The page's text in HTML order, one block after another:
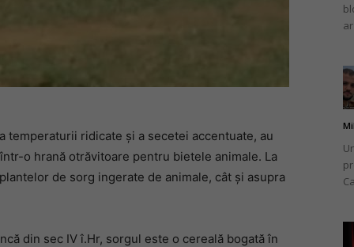
temperaturii ridicate și a secetei accentuate, au
o hrană otrăvitoare pentru bietele animale. La
de sorg ingerate de animale, cât și asupra
din sec IV î.Hr, sorgul este o cereală bogată în